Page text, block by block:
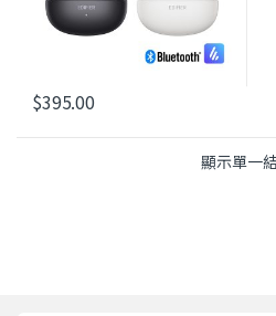
$395.00
此產品有多種款式。 可在產品頁面選
顯示單一